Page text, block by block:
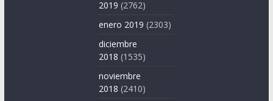
2019 (2762)
enero 2019 (2303)
diciembre
2018 (1535)
noviembre
2018 (2410)